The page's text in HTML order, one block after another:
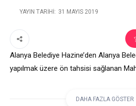
YAYIN TARIHI: 31 MAYIS 2019
Alanya Belediye Hazine’den Alanya
yapılmak üzere ön tahsisi sağlanan
DAHA FAZLA GÖSTER